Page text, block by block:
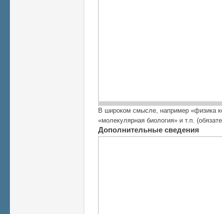
В широком смысле, например «физика
«молекулярная биология» и т.п.
Дополнительные сведения